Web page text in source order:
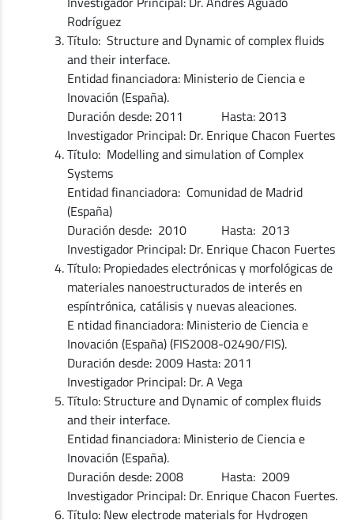
Rodríguez
Título: Structure and Dynamic of complex fluids
and their interface.
Entidad financiadora: Ministerio de Ciencia e
Inovación (España).
Duración desde: 2011 Hasta: 2013
Investigador Principal: Dr. Enrique Chacon Fuertes
Título: Modelling and simulation of Complex
Systems
Entidad financiadora: Comunidad de Madrid
(España)
Duración desde: 2010 Hasta: 2013
Investigador Principal: Dr. Enrique Chacon Fuertes
Título: Propiedades electrónicas y morfológicas de
materiales nanoestructurados de interés en
espíntrónica, catálisis y nuevas aleaciones.
E ntidad financiadora: Ministerio de Ciencia e
Inovación (España) (FIS2008-02490/FIS).
Duración desde: 2009 Hasta: 2011
Investigador Principal: Dr. A Vega
Título: Structure and Dynamic of complex fluids
and their interface.
Entidad financiadora: Ministerio de Ciencia e
Inovación (España).
Duración desde: 2008 Hasta: 2009
Investigador Principal: Dr. Enrique Chacon Fuertes.
Título: New electrode materials for Hydrogen